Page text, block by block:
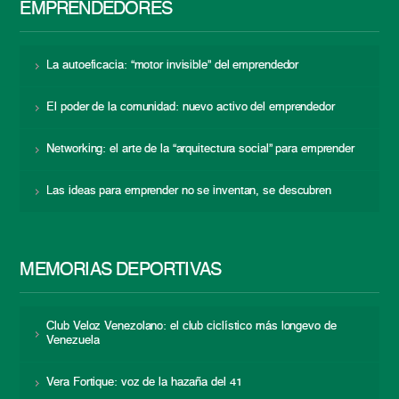
EMPRENDEDORES
La autoeficacia: “motor invisible” del emprendedor
El poder de la comunidad: nuevo activo del emprendedor
Networking: el arte de la “arquitectura social” para emprender
Las ideas para emprender no se inventan, se descubren
MEMORIAS DEPORTIVAS
Club Veloz Venezolano: el club ciclístico más longevo de
Venezuela
Vera Fortique: voz de la hazaña del 41